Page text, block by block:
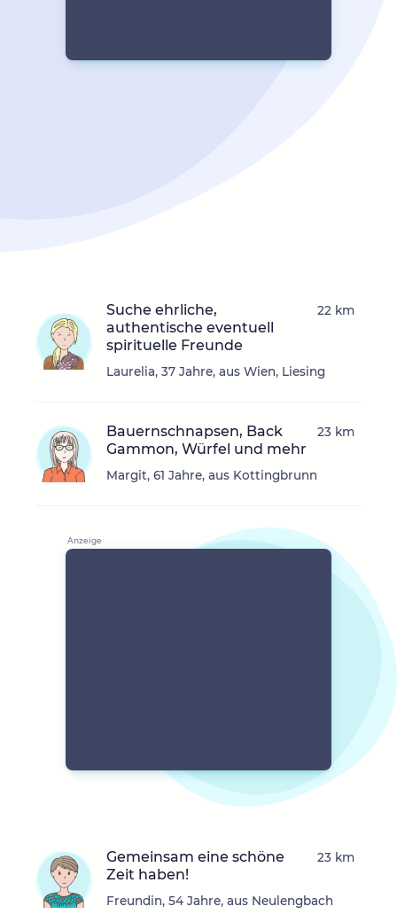
Suche ehrliche,
authentische eventuell
spirituelle Freunde
Laurelia, 37 Jahre, aus Wien, Liesing
22 km
Bauernschnapsen, Back
Gammon, Würfel und mehr
Margit, 61 Jahre, aus Kottingbrunn
23 km
Gemeinsam eine schöne
Zeit haben!
Freundin, 54 Jahre, aus Neulengbach
23 km